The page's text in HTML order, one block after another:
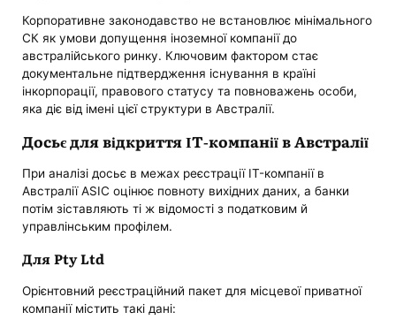
Корпоративне законодавство не встановлює мінімального
СК як умови допущення іноземної компанії до
австралійського ринку. Ключовим фактором стає
документальне підтвердження існування в країні
інкорпорації, правового статусу та повноважень особи,
яка діє від імені цієї структури в Австралії.
Досьє для відкриття ІТ-компанії в Австралії
При аналізі досьє в межах реєстрації IT-компанії в
Австралії ASIC оцінює повноту вихідних даних, а банки
потім зіставляють ті ж відомості з податковим й
управлінським профілем.
Для Pty Ltd
Орієнтовний реєстраційний пакет для місцевої приватної
компанії містить такі дані: